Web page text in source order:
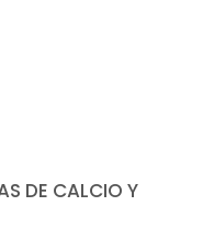
DE CALCIO Y